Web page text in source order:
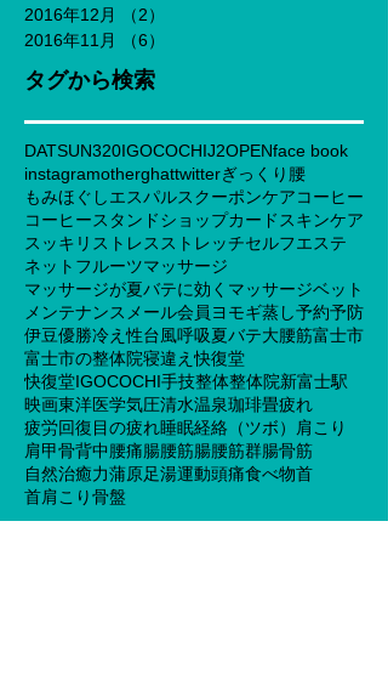
2016年12月
（2）
2016年11月
（6）
タグから検索
DATSUN320IGOCOCHIJ2OPENface book
instagramotherghattwitterぎっくり腰
もみほぐしエスパルスクーポンケアコーヒー
コーヒースタンドショップカード スキンケア
スッキリ ストレス ストレッチセルフエステ
ネット フルーツマッサージ
マッサージが夏バテに効く マッサージベット
メンテナンス メール会員 ヨモギ蒸し予約予防
伊豆優勝冷え性台風呼吸夏バテ大腰筋富士市
富士市の整体院寝違え 快復堂
快復堂IGOCOCHI手技整体整体院新富士駅
映画東洋医学気圧清水温泉珈琲畳疲れ
疲労回復目の疲れ睡眠経絡（ツボ）
肩こり
肩甲骨背中腰痛腸腰筋腸腰筋群腸骨筋
自然治癒力蒲原足湯運動頭痛食べ物首
首肩こり骨盤